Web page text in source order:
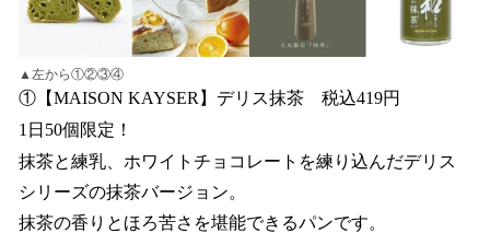
▲左から①②③④
①【MAISON KAYSER】デリス抹茶 税込419円
1日50個限定！
抹茶と練乳、ホワイトチョコレートを練り込んだデリス
シリーズの抹茶バージョン。
抹茶の香りとほろ苦さを堪能できるパンです。